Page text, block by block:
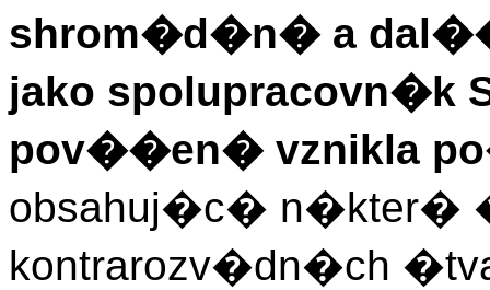
shrom�d�n� a
jako spolupracovn�k
pov��en� vznikla
obsahuj�c� n�kter�
kontrarozv�dn�ch